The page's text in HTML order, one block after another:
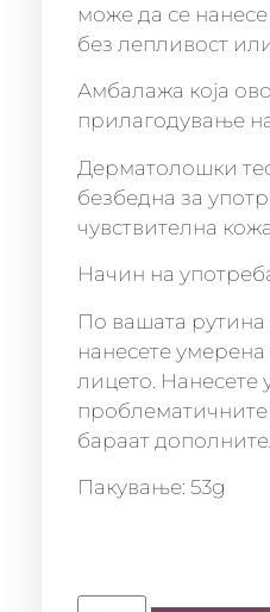
може да се
без лепливост
Амбалажа која
прилагодување
Дерматолошки
безбедна за
чувствителна кожа.
Начин на
По вашата рутина
нанесете
лицето. Нанесете
бараат
Пакување: 53g